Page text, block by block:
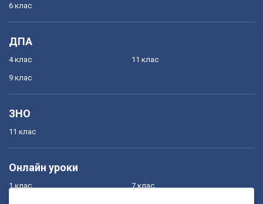
6 клас
ДПА
4 клас
9 клас
11 клас
ЗНО
11 клас
Онлайн уроки
1 клас 7 клас